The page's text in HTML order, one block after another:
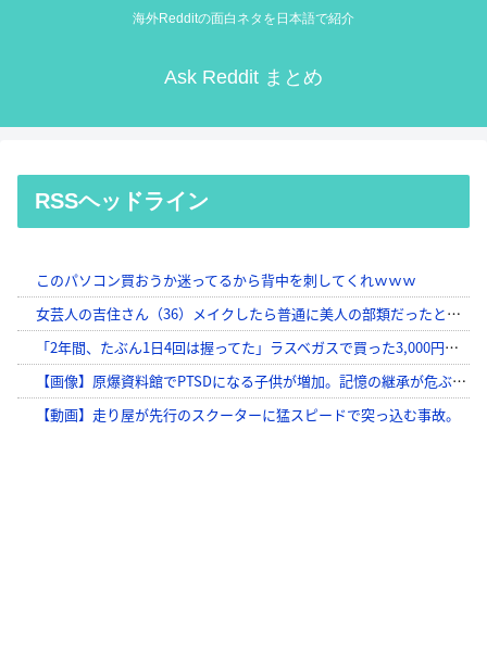
海外Redditの面白ネタを日本語で紹介
Ask Reddit まとめ
RSSヘッドライン